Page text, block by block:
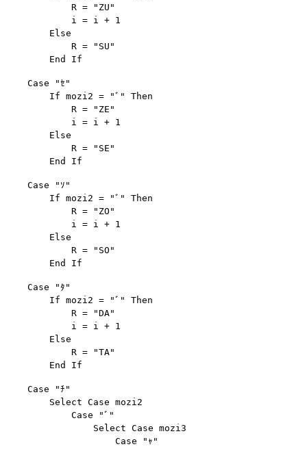
            R = "ZU"
            i = i + 1
        Else
            R = "SU"
    Case "ｾ"
        If mozi2 = "ﾞ" Then
            R = "ZE"
            i = i + 1
        Else
            R = "SE"
    Case "ｿ"
        If mozi2 = "ﾞ" Then
            R = "ZO"
            i = i + 1
        Else
            R = "SO"
    Case "ﾀ"
        If mozi2 = "ﾞ" Then
            R = "DA"
            i = i + 1
        Else
            R = "TA"
    Case "ﾁ"
        Select Case mozi2
            Case "ﾞ"
                Select Case mozi3
                    Case "ｬ"